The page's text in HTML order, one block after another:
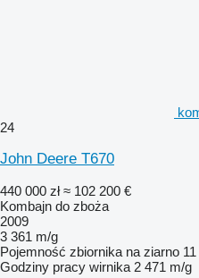
24
John Deere T670
440 000 zł ≈ 102 200 €
Kombajn do zboża
2009
3 361 m/g
Pojemność zbiornika na ziarno
Godziny pracy wirnika 2 471 m/g